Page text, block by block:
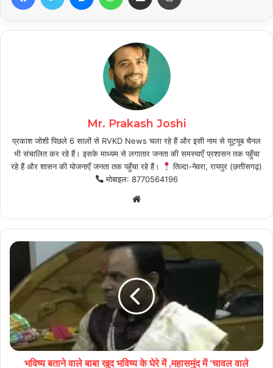
Mr. Prakash Joshi
प्रकाश जोशी पिछले 6 सालों से RVKD News चला रहे हैं और इसी नाम से यूट्यूब चैनल
भी संचालित कर रहे हैं। इसके माध्यम से लगातार जनता की समस्याएँ प्रशासन तक पहुँचा
रहे हैं और शासन की योजनाएँ जनता तक पहुँचा रहे हैं।
तिल्दा-नेवरा, रायपुर (छत्तीसगढ़)
मोबाइल: 8770564196
Website
भविष्य बताने वाले बाबा खुद भविष्य के घेरे में ,महासमुंद में ‘चावल वाले